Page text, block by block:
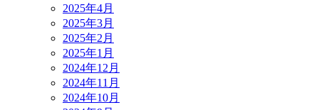
2025年4月
2025年3月
2025年2月
2025年1月
2024年12月
2024年11月
2024年10月